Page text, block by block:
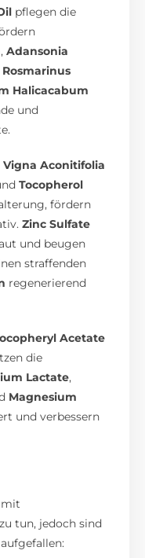
pflegen die
,Adansonia
Rosmarinus
Halicacabum
und
Vigna Aconitifolia
Tocopherol
fördern
Zinc Sulfate
und beugen
straffenden
regenerierend
Acetate
die
Lactate,
Magnesium
und verbessern
mit
tun, jedoch sind